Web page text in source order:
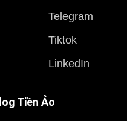
Telegram
Tiktok
LinkedIn
Tiền Ảo